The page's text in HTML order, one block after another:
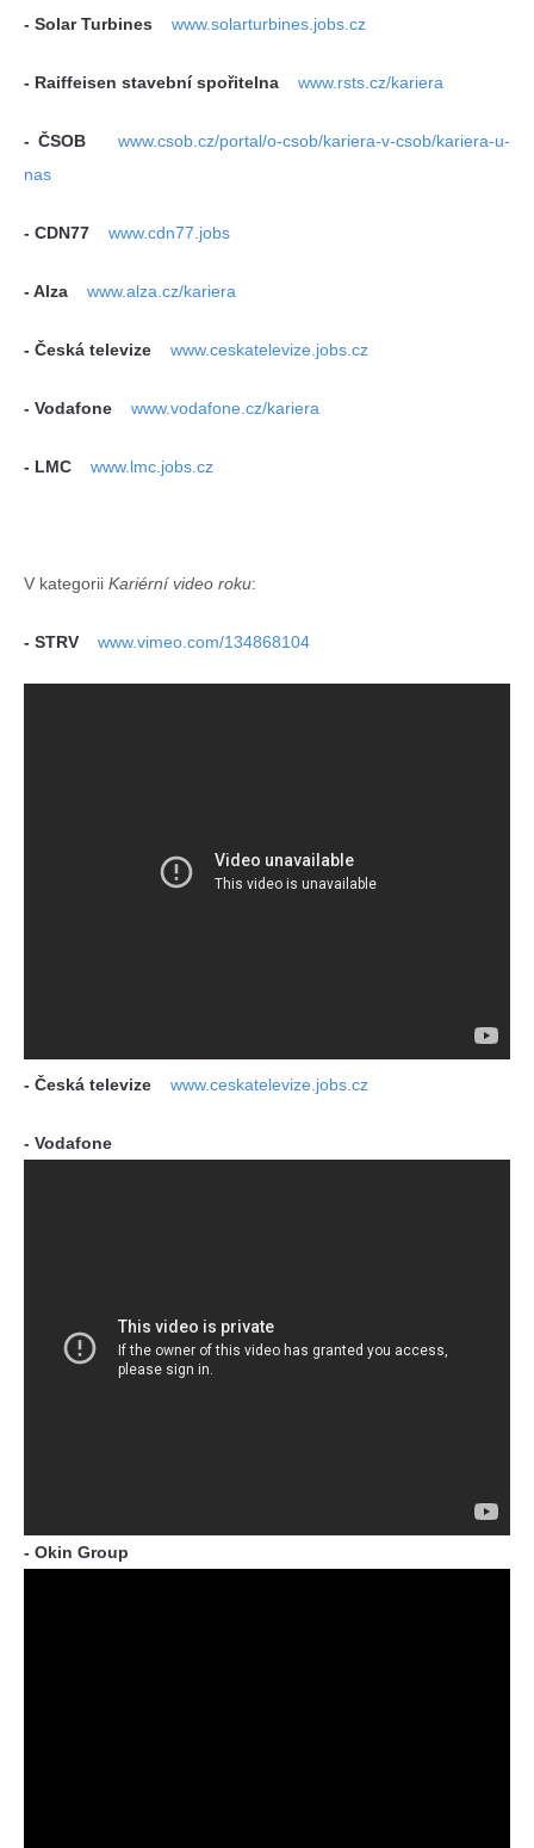
- Solar Turbines www.solarturbines.jobs.cz
- Raiffeisen stavební spořitelna www.rsts.cz/kariera
- ČSOB
www.csob.cz/portal/o-csob/kariera-v-csob/kariera-u-
nas
- CDN77 www.cdn77.jobs
- Alza www.alza.cz/kariera
- Česká televize www.ceskatelevize.jobs.cz
- Vodafone www.vodafone.cz/kariera
- LMC www.lmc.jobs.cz
V kategorii Kariérní video roku:
- STRV www.vimeo.com/134868104
- Česká televize www.ceskatelevize.jobs.cz
- Vodafone
- Okin Group